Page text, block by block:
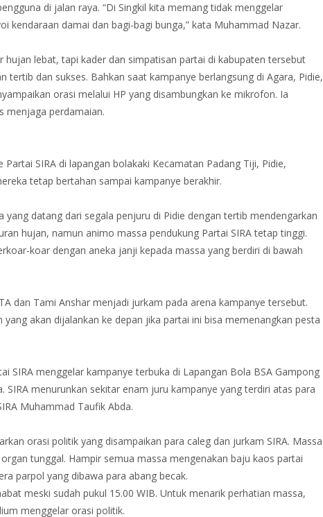
di jalan raya. “Di Singkil kita memang tidak menggelar
kendaraan damai dan bagi-bagi bunga,” kata Muhammad Nazar.
hujan lebat, tapi kader dan simpatisan partai di kabupaten tersebut
tertib dan sukses. Bahkan saat kampanye berlangsung di Agara, Pidie,
orasi melalui HP yang disambungkan ke mikrofon. Ia
menjaga perdamaian.
SIRA di lapangan bolakaki Kecamatan Padang Tiji, Pidie,
tetap bertahan sampai kampanye berakhir.
yang datang dari segala penjuru di Pidie dengan tertib mendengarkan
hujan, namun animo massa pendukung Partai SIRA tetap tinggi.
koar dengan aneka janji kepada massa yang berdiri di bawah
dan Tami Anshar menjadi jurkam pada arena kampanye tersebut.
akan dijalankan ke depan jika partai ini bisa memenangkan pesta
SIRA menggelar kampanye terbuka di Lapangan Bola BSA Gampong
SIRA menurunkan sekitar enam juru kampanye yang terdiri atas para
Muhammad Taufik Abda.
orasi politik yang disampaikan para caleg dan jurkam SIRA. Massa
tunggal. Hampir semua massa mengenakan baju kaos partai
parpol yang dibawa para abang becak.
meski sudah pukul 15.00 WIB. Untuk menarik perhatian massa,
menggelar orasi politik.